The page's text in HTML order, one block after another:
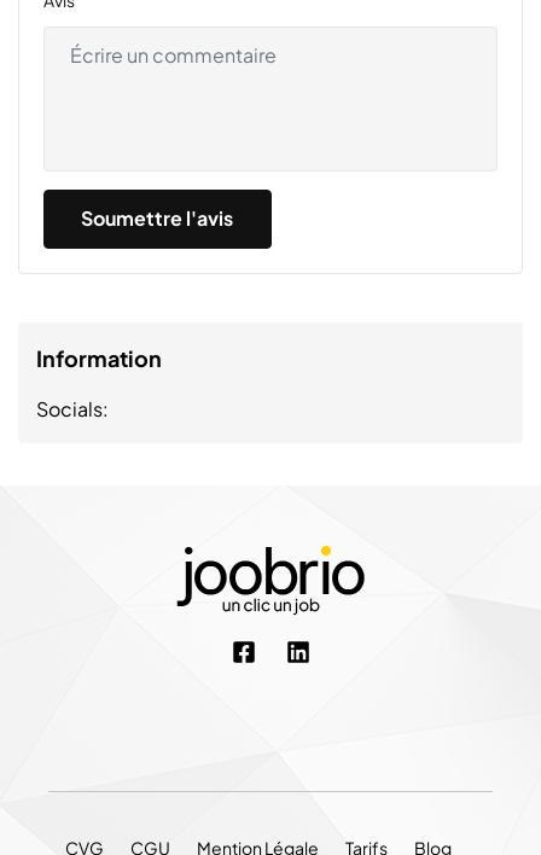
Information
Socials:
CVG CGU Mention Légale Tarifs Blog